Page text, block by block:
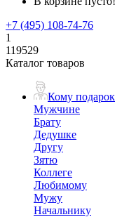
+7 (495) 108-74-76
1
119529
Каталог товаров
Кому подарок
Мужчине
Брату
Дедушке
Другу
Зятю
Коллеге
Любимому
Мужу
Начальнику